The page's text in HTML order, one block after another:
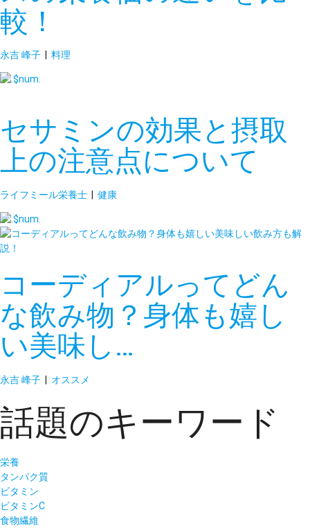
較！
永吉 峰子 | 料理
セサミンの効果と摂取
上の注意点について
ライフミール栄養士 | 健康
コーディアルってどん
な飲み物？身体も嬉し
い美味し…
永吉 峰子 | オススメ
話題のキーワード
栄養
タンパク質
ビタミン
ビタミンC
食物繊維